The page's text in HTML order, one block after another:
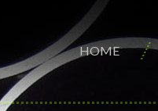
HOME